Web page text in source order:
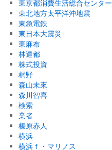
東京都消費生活総合センター
東北地方太平洋沖地震
東急電鉄
東日本大震災
東麻布
林遣都
株式投資
桐野
森山未來
森川智喜
検索
業者
榛原赤人
横浜
横浜ｆ・マリノス